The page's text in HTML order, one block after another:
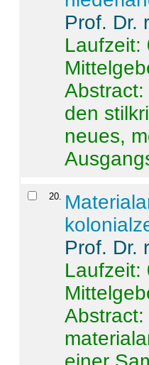
Prof. Dr.
Laufzeit:
Abstract:
den
neues,
20
Prof. Dr.
Laufzeit: